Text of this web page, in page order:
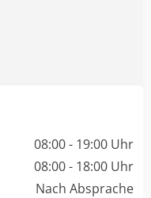
08:00 - 19:00 Uhr
08:00 - 18:00 Uhr
Nach Absprache